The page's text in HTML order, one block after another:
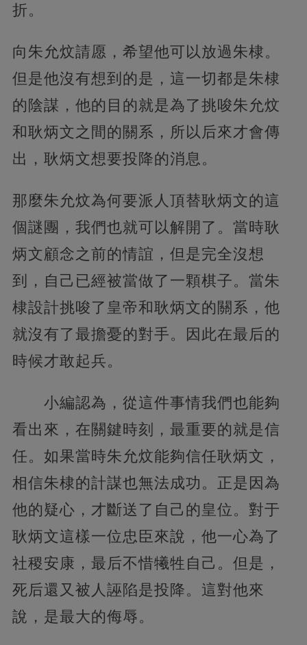
折。
向朱允炆請愿，希望他可以放過朱棣。
但是他沒有想到的是，這一切都是朱棣
的陰謀，他的目的就是為了挑唆朱允炆
和耿炳文之間的關系，所以后來才會傳
出，耿炳文想要投降的消息。
那麼朱允炆為何要派人頂替耿炳文的這
個謎團，我們也就可以解開了。當時耿
炳文顧念之前的情誼，但是完全沒想
到，自己已經被當做了一顆棋子。當朱
棣設計挑唆了皇帝和耿炳文的關系，他
就沒有了最擔憂的對手。因此在最后的
時候才敢起兵。
小編認為，從這件事情我們也能夠
看出來，在關鍵時刻，最重要的就是信
任。如果當時朱允炆能夠信任耿炳文，
相信朱棣的計謀也無法成功。正是因為
他的疑心，才斷送了自己的皇位。對于
耿炳文這樣一位忠臣來說，他一心為了
社稷安康，最后不惜犧牲自己。但是，
死后還又被人誣陷是投降。這對他來
說，是最大的侮辱。